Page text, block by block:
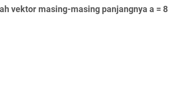
vektor masing-masing panjangnya a = 8